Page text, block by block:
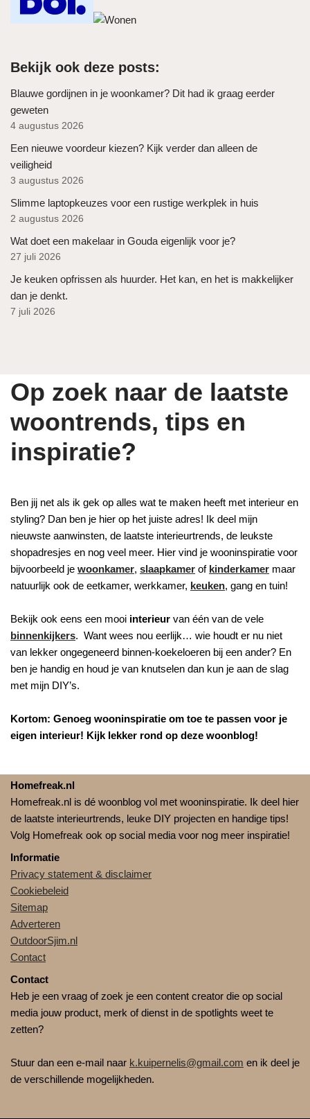
Bekijk ook deze posts:
Blauwe gordijnen in je woonkamer? Dit had ik graag eerder
geweten
4 augustus 2026
Een nieuwe voordeur kiezen? Kijk verder dan alleen de
veiligheid
3 augustus 2026
Slimme laptopkeuzes voor een rustige werkplek in huis
2 augustus 2026
Wat doet een makelaar in Gouda eigenlijk voor je?
27 juli 2026
Je keuken opfrissen als huurder. Het kan, en het is makkelijker
dan je denkt.
7 juli 2026
Op zoek naar de laatste
woontrends, tips en
inspiratie?
Ben jij net als ik gek op alles wat te maken heeft met interieur en
styling? Dan ben je hier op het juiste adres! Ik deel mijn
nieuwste aanwinsten, de laatste interieurtrends, de leukste
shopadresjes en nog veel meer. Hier vind je wooninspiratie voor
bijvoorbeeld je woonkamer, slaapkamer of kinderkamer maar
natuurlijk ook de eetkamer, werkkamer, keuken, gang en tuin!
Bekijk ook eens een mooi interieur van één van de vele
binnenkijkers. Want wees nou eerlijk… wie houdt er nu niet
van lekker ongegeneerd binnen-koekeloeren bij een ander? En
ben je handig en houd je van knutselen dan kun je aan de slag
met mijn DIY’s.
Kortom: Genoeg wooninspiratie om toe te passen voor je
eigen interieur! Kijk lekker rond op deze woonblog!
Homefreak.nl
Homefreak.nl is dé woonblog vol met wooninspiratie. Ik deel hier
de laatste interieurtrends, leuke DIY projecten en handige tips!
Volg Homefreak ook op social media voor nog meer inspiratie!
Informatie
Privacy statement & disclaimer
Cookiebeleid
Sitemap
Adverteren
OutdoorSjim.nl
Contact
Contact
Heb je een vraag of zoek je een content creator die op social
media jouw product, merk of dienst in de spotlights weet te
zetten?
Stuur dan een e-mail naar k.kuipernelis@gmail.com en ik deel je
de verschillende mogelijkheden.